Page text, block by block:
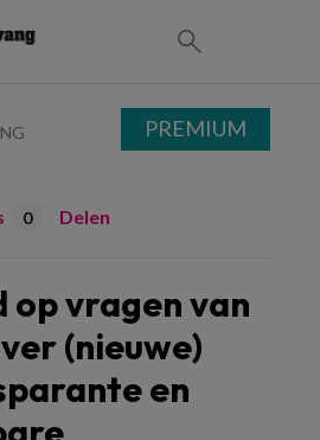
0 Delen
vragen van
(nieuwe)
en
PREMIUM